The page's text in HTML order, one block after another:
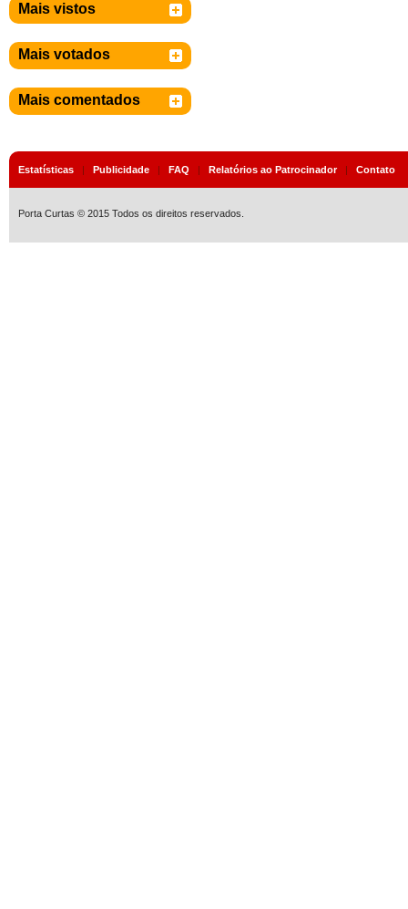
Mais vistos
Mais votados
Mais comentados
Estatísticas | Publicidade | FAQ | Relatórios ao Patrocinador| Contato
Porta Curtas © 2015 Todos os direitos reservados.